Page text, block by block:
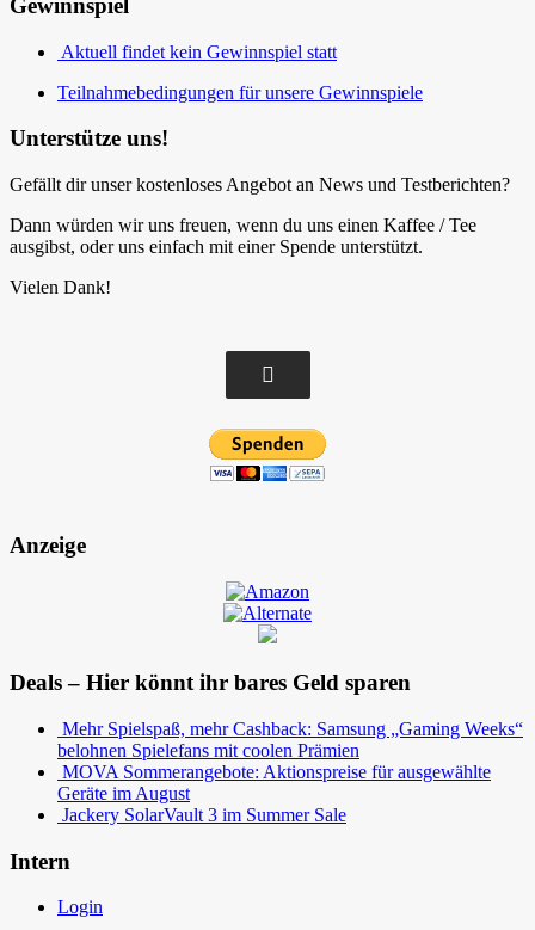
Gewinnspiel
Aktuell findet kein Gewinnspiel statt
Teilnahmebedingungen für unsere Gewinnspiele
Unterstütze uns!
Gefällt dir unser kostenloses Angebot an News und Testberichten?
Dann würden wir uns freuen, wenn du uns einen Kaffee / Tee
ausgibst, oder uns einfach mit einer Spende unterstützt.
Vielen Dank!
Anzeige
Deals – Hier könnt ihr bares Geld sparen
Mehr Spielspaß, mehr Cashback: Samsung „Gaming Weeks“
belohnen Spielefans mit coolen Prämien
MOVA Sommerangebote: Aktionspreise für ausgewählte
Geräte im August
Jackery SolarVault 3 im Summer Sale
Intern
Login